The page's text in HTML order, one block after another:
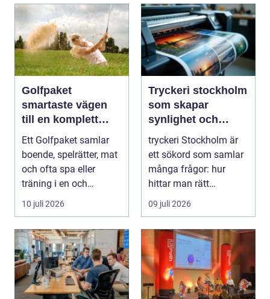
Golfpaket
smartaste vägen
till en komplett
golfupplevelse
Ett Golfpaket samlar
boende, spelrätter, mat
och ofta spa eller
träning i en och
samma bokning. För ...
10 juli 2026
Tryckeri stockholm
som skapar
synlighet och
förtroende
tryckeri Stockholm är
ett sökord som samlar
många frågor: hur
hittar man rätt
leverantör, vad skilje...
09 juli 2026